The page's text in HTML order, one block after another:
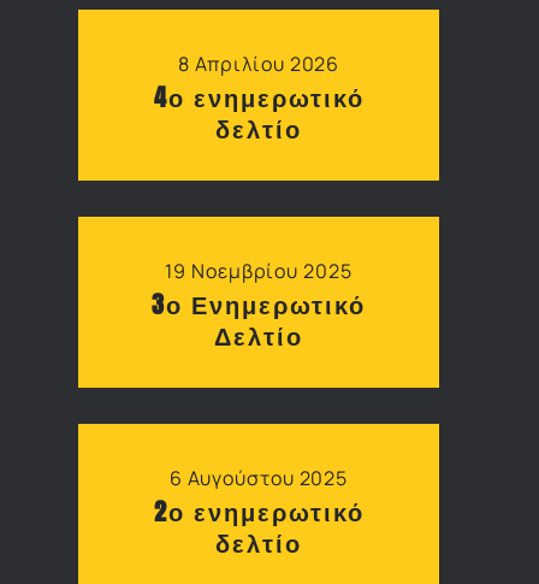
8 Απριλίου 2026
4ο ενημερωτικό
δελτίο
19 Νοεμβρίου 2025
3ο Ενημερωτικό
Δελτίο
6 Αυγούστου 2025
2ο ενημερωτικό
δελτίο